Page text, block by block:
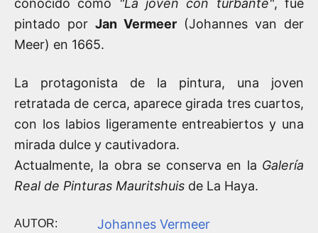
conocido como "La joven con turbante", fue
pintado por Jan Vermeer (Johannes van der
Meer) en 1665.
La protagonista de la pintura, una joven
retratada de cerca, aparece girada tres cuartos,
con los labios ligeramente entreabiertos y una
mirada dulce y cautivadora.
Actualmente, la obra se conserva en la Galería
Real de Pinturas Mauritshuis de La Haya.
AUTOR: Johannes Vermeer